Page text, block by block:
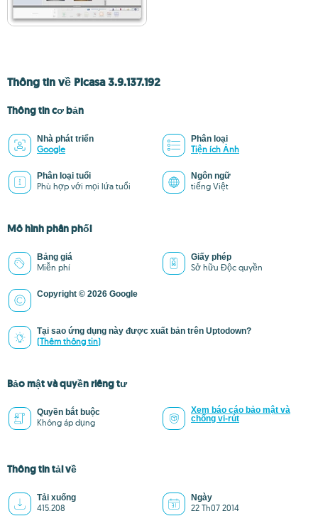
Thông tin về Picasa 3.9.137.192
Thông tin cơ bản
Nhà phát triển
Google
Phân loại
Tiện ích Ảnh
Phân loại tuổi
Phù hợp với mọi lứa tuổi
Ngôn ngữ
tiếng Việt
Mô hình phân phối
Bảng giá
Miễn phí
Giấy phép
Sở hữu Độc quyền
Copyright © 2026 Google
Tại sao ứng dụng này được xuất bản trên Uptodown?
(Thêm thông tin)
Bảo mật và quyền riêng tư
Quyền bắt buộc
Không áp dụng
Xem báo cáo bảo mật và
chống vi-rút
Thông tin tải về
Tải xuống
415.208
Ngày
22 Th07 2014